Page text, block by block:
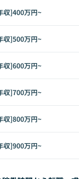
収]400万円~
収]500万円~
収]600万円~
収]700万円~
収]800万円~
収]900万円~